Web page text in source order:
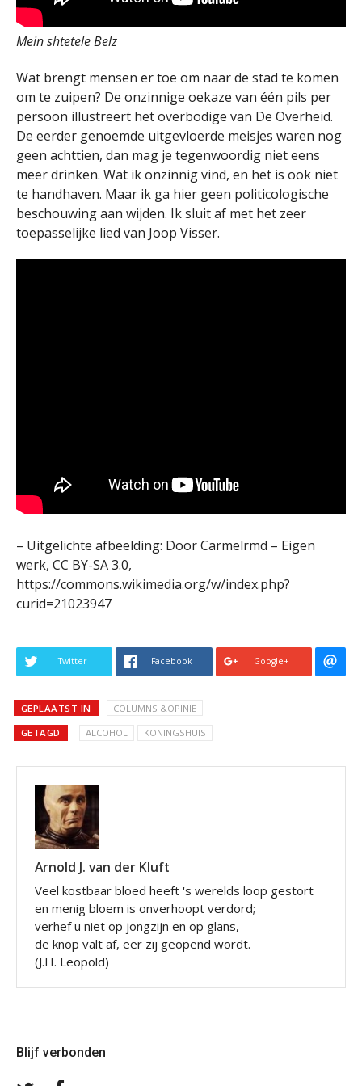
Mein shtetele Belz
Wat brengt mensen er toe om naar de stad te komen
om te zuipen? De onzinnige oekaze van één pils per
persoon illustreert het overbodige van De Overheid.
De eerder genoemde uitgevloerde meisjes waren nog
geen achttien, dan mag je tegenwoordig niet eens
meer drinken. Wat ik onzinnig vind, en het is ook niet
te handhaven. Maar ik ga hier geen politicologische
beschouwing aan wijden. Ik sluit af met het zeer
toepasselijke lied van Joop Visser.
– Uitgelichte afbeelding: Door Carmelrmd – Eigen
werk, CC BY-SA 3.0,
https://commons.wikimedia.org/w/index.php?
curid=21023947
Twitter Facebook Google+
GEPLAATST IN COLUMNS &OPINIE
GETAGD ALCOHOL KONINGSHUIS
Arnold J. van der Kluft
Veel kostbaar bloed heeft 's werelds loop gestort
en menig bloem is onverhoopt verdord;
verhef u niet op jongzijn en op glans,
de knop valt af, eer zij geopend wordt.
(J.H. Leopold)
Blijf verbonden